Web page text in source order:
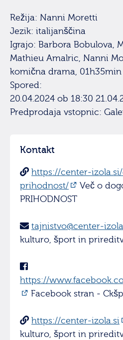
Režija: Nanni Moretti
Jezik: italijanščina
Igrajo: Barbora Bobulova,
Mathieu Amalric, Nanni
komična drama, 01h35min
Spored:
20.04.2024 ob 18:30
Predprodaja vstopnic:
Kontakt
https://center-
prihodnost/
Več o
PRIHODNOST
tajnistvo@center-
kulturo, šport in
https://
Facebook stran -
https://center-izola.si
kulturo, šport in